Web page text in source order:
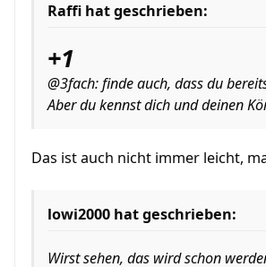
Raffi hat geschrieben:
+1
@3fach: finde auch, dass du
Aber du kennst dich und deinen
Das ist auch nicht immer leicht,
lowi2000 hat geschrieben:
Wirst sehen, das wird schon